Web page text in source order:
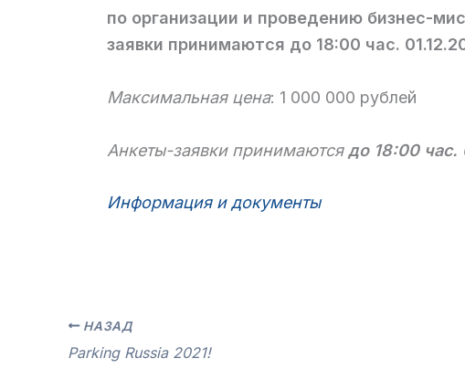
по организации и проведению бизнес-
заявки принимаются до 18:00 час.
Максимальная цена: 1 000 000 рублей
Анкеты-заявки принимаютсядо 18:00 час.
Информация и документы
НАЗАД
Parking Russia 2021!